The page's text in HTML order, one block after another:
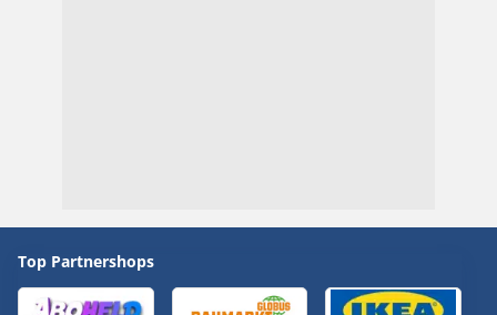
Top Partnershops